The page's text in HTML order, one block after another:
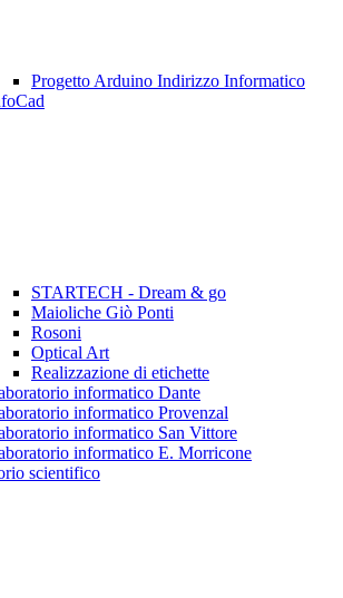
Progetto Arduino Indirizzo Informatico
STARTECH - Dream & go
Maioliche Giò Ponti
Rosoni
Optical Art
Realizzazione di etichette
informatico Dante
informatico Provenzal
informatico San Vittore
informatico E. Morricone
scientifico